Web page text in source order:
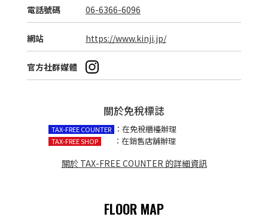
電話號碼 06-6366-6096
網站 https://www.kinji.jp/
官方社群媒體
關於免稅標誌
TAX-FREE COUNTER ：在免稅櫃檯辦理
TAX-FREE SHOP ：在銷售店舖辦理
關於 TAX-FREE COUNTER 的詳細資訊
FLOOR MAP